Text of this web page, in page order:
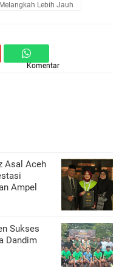
Lebih Jauh
Komentar
Asal Aceh
Ampel
Sukses
Dandim